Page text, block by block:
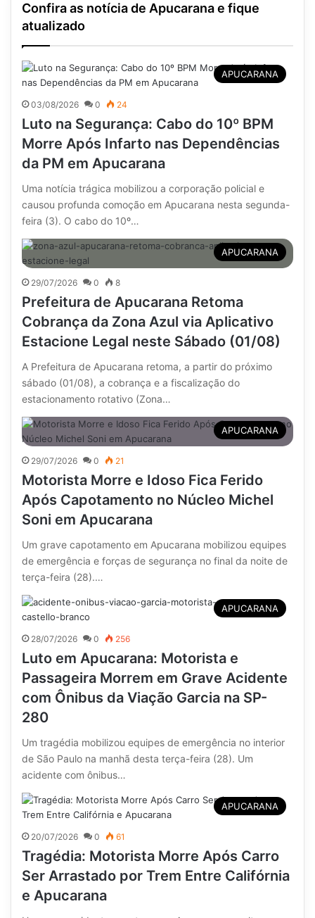
Confira as notícia de Apucarana e fique
atualizado
APUCARANA
03/08/2026 0 24
Luto na Segurança: Cabo do 10º BPM
Morre Após Infarto nas Dependências
da PM em Apucarana
Uma notícia trágica mobilizou a corporação policial e
causou profunda comoção em Apucarana nesta segunda-
feira (3). O cabo do 10º…
APUCARANA
29/07/2026 0 8
Prefeitura de Apucarana Retoma
Cobrança da Zona Azul via Aplicativo
Estacione Legal neste Sábado (01/08)
A Prefeitura de Apucarana retoma, a partir do próximo
sábado (01/08), a cobrança e a fiscalização do
estacionamento rotativo (Zona…
APUCARANA
29/07/2026 0 21
Motorista Morre e Idoso Fica Ferido
Após Capotamento no Núcleo Michel
Soni em Apucarana
Um grave capotamento em Apucarana mobilizou equipes
de emergência e forças de segurança no final da noite de
terça-feira (28).…
APUCARANA
28/07/2026 0 256
Luto em Apucarana: Motorista e
Passageira Morrem em Grave Acidente
com Ônibus da Viação Garcia na SP-
280
Um tragédia mobilizou equipes de emergência no interior
de São Paulo na manhã desta terça-feira (28). Um
acidente com ônibus…
APUCARANA
20/07/2026 0 61
Tragédia: Motorista Morre Após Carro
Ser Arrastado por Trem Entre Califórnia
e Apucarana